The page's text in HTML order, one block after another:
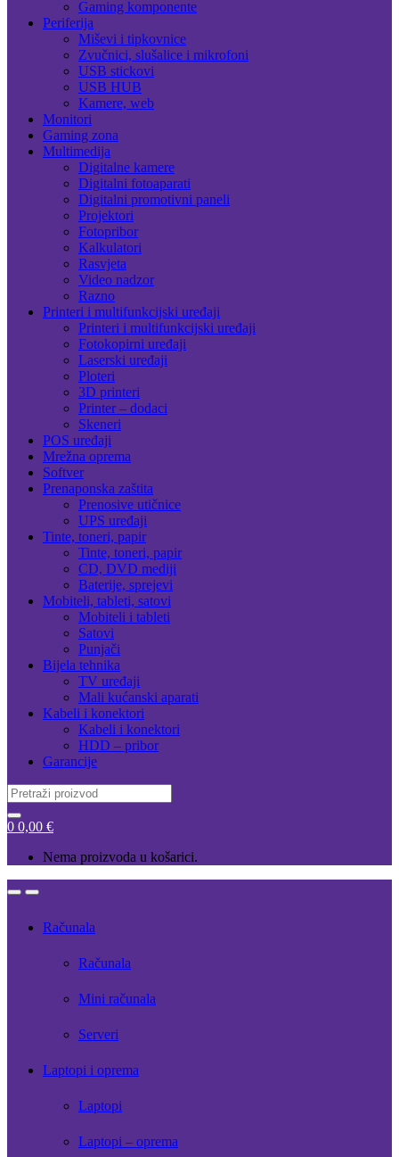
Gaming komponente
Periferija
Miševi i tipkovnice
Zvučnici, slušalice i mikrofoni
USB stickovi
USB HUB
Kamere, web
Monitori
Gaming zona
Multimedija
Digitalne kamere
Digitalni fotoaparati
Digitalni promotivni paneli
Projektori
Fotopribor
Kalkulatori
Rasvjeta
Video nadzor
Razno
Printeri i multifunkcijski uređaji
Printeri i multifunkcijski uređaji
Fotokopirni uređaji
Laserski uređaji
Ploteri
3D printeri
Printer – dodaci
Skeneri
POS uređaji
Mrežna oprema
Softver
Prenaponska zaštita
Prenosive utičnice
UPS uređaji
Tinte, toneri, papir
Tinte, toneri, papir
CD, DVD mediji
Baterije, sprejevi
Mobiteli, tableti, satovi
Mobiteli i tableti
Satovi
Punjači
Bijela tehnika
TV uređaji
Mali kućanski aparati
Kabeli i konektori
Kabeli i konektori
HDD – pribor
Garancije
Search
for:
0 0,00 €
Nema proizvoda u košarici.
OpenClose
Računala
Računala
Mini računala
Serveri
Laptopi i oprema
Laptopi
Laptopi – oprema